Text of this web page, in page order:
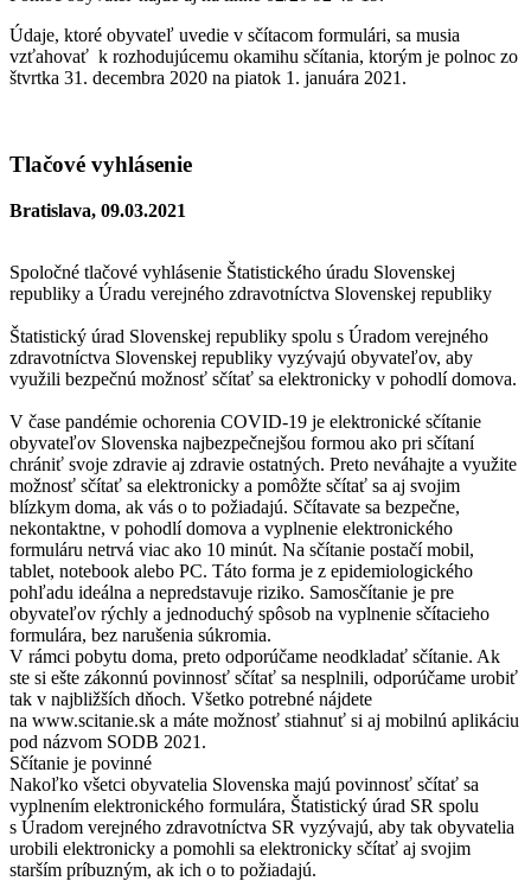
Údaje, ktoré obyvateľ uvedie v sčítacom formulári, sa musia
vzťahovať k rozhodujúcemu okamihu sčítania, ktorým je polnoc zo
štvrtka 31. decembra 2020 na piatok 1. januára 2021.
Tlačové vyhlásenie
Bratislava, 09.03.2021
Spoločné tlačové vyhlásenie Štatistického úradu Slovenskej
republiky a Úradu verejného zdravotníctva Slovenskej republiky
Štatistický úrad Slovenskej republiky spolu s Úradom verejného
zdravotníctva Slovenskej republiky vyzývajú obyvateľov, aby
využili bezpečnú možnosť sčítať sa elektronicky v pohodlí domova.
V čase pandémie ochorenia COVID-19 je elektronické sčítanie
obyvateľov Slovenska najbezpečnejšou formou ako pri sčítaní
chrániť svoje zdravie aj zdravie ostatných. Preto neváhajte a využite
možnosť sčítať sa elektronicky a pomôžte sčítať sa aj svojim
blízkym doma, ak vás o to požiadajú. Sčítavate sa bezpečne,
nekontaktne, v pohodlí domova a vyplnenie elektronického
formuláru netrvá viac ako 10 minút. Na sčítanie postačí mobil,
tablet, notebook alebo PC. Táto forma je z epidemiologického
pohľadu ideálna a nepredstavuje riziko. Samosčítanie je pre
obyvateľov rýchly a jednoduchý spôsob na vyplnenie sčítacieho
formulára, bez narušenia súkromia.
V rámci pobytu doma, preto odporúčame neodkladať sčítanie. Ak
ste si ešte zákonnú povinnosť sčítať sa nesplnili, odporúčame urobiť
tak v najbližších dňoch. Všetko potrebné nájdete
na www.scitanie.sk a máte možnosť stiahnuť si aj mobilnú aplikáciu
pod názvom SODB 2021.
Sčítanie je povinné
Nakoľko všetci obyvatelia Slovenska majú povinnosť sčítať sa
vyplnením elektronického formulára, Štatistický úrad SR spolu
s Úradom verejného zdravotníctva SR vyzývajú, aby tak obyvatelia
urobili elektronicky a pomohli sa elektronicky sčítať aj svojim
starším príbuzným, ak ich o to požiadajú.